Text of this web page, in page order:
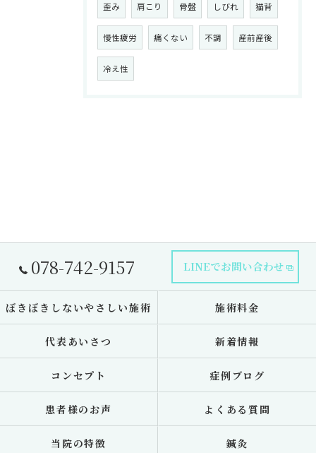
歪み 肩こり 骨盤 しびれ 猫背
慢性疲労 痛くない 不調 産前産後
冷え性
078-742-9157 LINEでお問い合わせ
ぼきぼきしないやさしい施術 施術料金
代表あいさつ 新着情報
コンセプト 症例ブログ
患者様のお声 よくある質問
当院の特徴 鍼灸